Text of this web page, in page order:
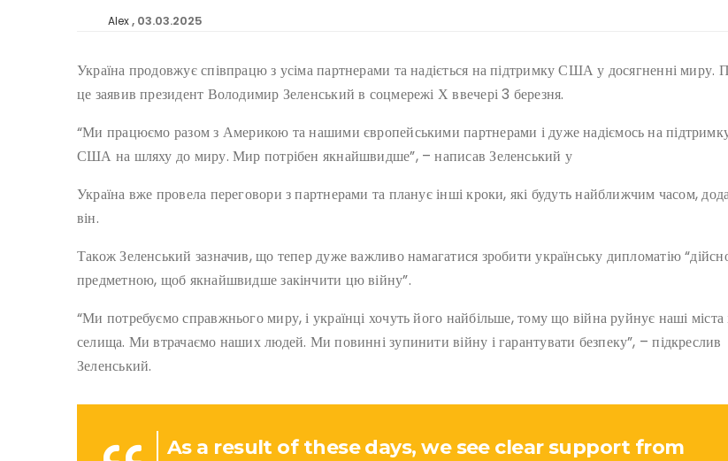
Alex 03.03.2025
Україна продовжує співпрацю з усіма партнерами та надіється на підтримку США у досягненні миру.
це заявив президент Володимир Зеленський в соцмережі Х ввечері 3 березня.
“Ми працюємо разом з Америкою та нашими європейськими партнерами і дуже надіємось на
США на шляху до миру. Мир потрібен якнайшвидше”, – написав Зеленський у
Україна вже провела переговори з партнерами та планує інші кроки, які будуть найближчим часом,
він.
Також Зеленський зазначив, що тепер дуже важливо намагатися зробити українську дипломатію
предметною, щоб якнайшвидше закінчити цю війну”.
“Ми потребуємо справжнього миру, і українці хочуть його найбільше, тому що війна руйнує наші міста
селища. Ми втрачаємо наших людей. Ми повинні зупинити війну і гарантувати безпеку”, – підкреслив
Зеленський.
As a result of these days, we see clear support from